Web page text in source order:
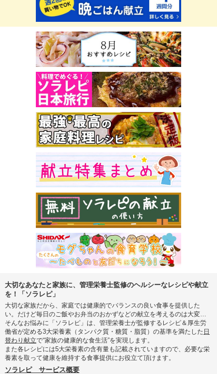
大切なあなたと家族に、管理栄養士監修のヘルシーなレシピや献立
を！「ソラレピ」
大切な家族だから、家庭では健康的でバランスの良い食事を提供した
い。だけど毎日のご飯やお弁当のおかずなどの献立を考えるのは大変…
そんなお悩みに「ソラレピ」は、管理栄養士が監修するレシピ＆厚生労
働省が定める3大栄養素（タンパク質・糖質・脂質）の基準を満たした 日
替わり献立で“家族の健康的な食生活”を実現します。
また各レシピには5大栄養素の含有量も記載されていますので、必要な栄
養素を取って健康を維持する食事提供にお役立て頂けます。
ソラレピ サービス概要